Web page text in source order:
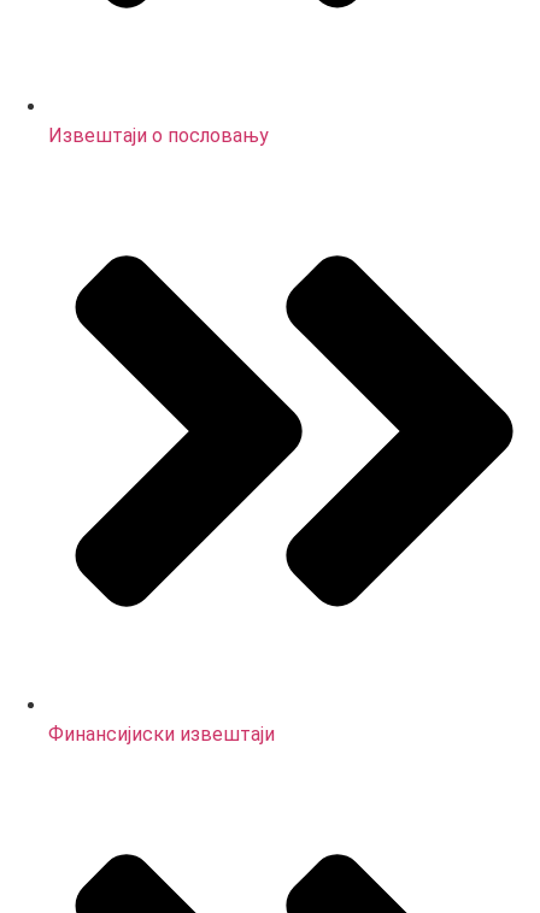
Извештаји о пословању
Финансијиски извештаји